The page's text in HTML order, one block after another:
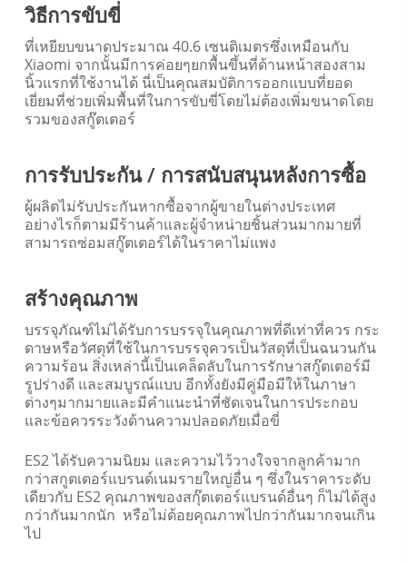
วิธีการขับขี่
ที่เหยียบขนาดประมาณ 40.6 เซนติเมตรซึ่งเหมือนกับ
Xiaomi จากนั้นมีการค่อยๆยกพื้นขึ้นที่ด้านหน้าสองสาม
นิ้วแรกที่ใช้งานได้ นี่เป็นคุณสมบัติการออกแบบที่ยอด
เยี่ยมที่ช่วยเพิ่มพื้นที่ในการขับขี่โดยไม่ต้องเพิ่มขนาดโดย
รวมของสกู๊ตเตอร์
การรับประกัน / การสนับสนุนหลังการซื้อ
ผู้ผลิตไม่รับประกันหากซื้อจากผู้ขายในต่างประเทศ
อย่างไรก็ตามมีร้านค้าและผู้จำหน่ายชิ้นส่วนมากมายที่
สามารถซ่อมสกู๊ตเตอร์ได้ในราคาไม่แพง
สร้างคุณภาพ
บรรจุภัณฑ์ไม่ได้รับการบรรจุในคุณภาพที่ดีเท่าที่ควร กระ
ดาษหรือวัศดุที่ใช้ในการบรรจุควรเป็นวัสดุที่เป็นฉนวนกัน
ความร้อน สิ่งเหล่านี้เป็นเคล็ดลับในการรักษาสกู๊ตเตอร์มี
รูปร่างดี และสมบูรณ์แบบ อีกทั้งยังมีคู่มือมีให้ในภาษา
ต่างๆมากมายและมีคำแนะนำที่ชัดเจนในการประกอบ
และข้อควรระวังด้านความปลอดภัยเมื่อขี่
ES2 ได้รับความนิยม และความไว้วางใจจากลูกค้ามาก
กว่าสกูตเตอร์แบรนด์เนมรายใหญ่อื่น ๆ ซึ่งในราคาระดับ
เดียวกับ ES2 คุณภาพของสกุ๊ตเตอร์แบรนด์อื่นๆ ก็ไม่ได้สูง
กว่ากันมากนัก หรือไม่ด้อยคุณภาพไปกว่ากันมากจนเกิน
ไป